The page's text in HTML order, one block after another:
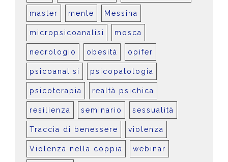
master mente Messina
micropsicoanalisi mosca
necrologio obesità opifer
psicoanalisi psicopatologia
psicoterapia realtà psichica
resilienza seminario sessualità
Traccia di benessere violenza
Violenza nella coppia webinar